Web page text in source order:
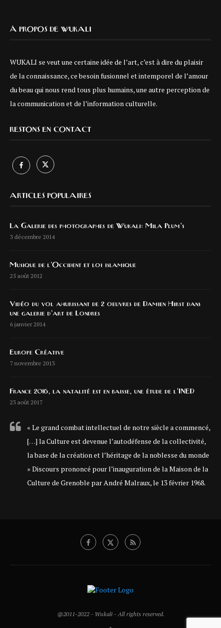
À PROPOS DE WUKALI
WUKALI se veut une certaine idée de l’art, c’est à dire du plaisir
de la connaissance, ce besoin fusionnel et intemporel de l’amour
du beau qui nous rend tous plus humains, une autre perception de
la communication et de l’information culturelle.
RESTONS EN CONTACT
ARTICLES POPULAIRES
La Galerie des photographes de Wukali: Mila Plum’s
3 décembre 2014
Musique de l’Occident et loi islamique
25 août 2012
Vidéo du vol ahurissant de 2 oeuvres de Damien Hirst dans
une galerie d’art de Londres
6 janvier 2014
Europe Créative
7 novembre 2013
France 2016, la natalité est en baisse, une étude de l’INED
23 août 2017
« Le grand combat intellectuel de notre siècle a commencé,
[…] la Culture est devenue l’autodéfense de la collectivité,
la base de la création et l’héritage de la noblesse du monde
» Discours prononcé pour l’inauguration de la Maison de la
Culture de Grenoble par André Malraux, le 13 février 1968.
@2011-2022 - Wukali - All rights reserved.